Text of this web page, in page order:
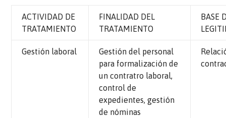
ACTIVIDAD DE
TRATAMIENTO
FINALIDAD DEL
TRATAMIENTO
BASE
Gestión laboral
Gestión del personal
para formalización de
un contratro laboral,
control de
expedientes, gestión
de nóminas